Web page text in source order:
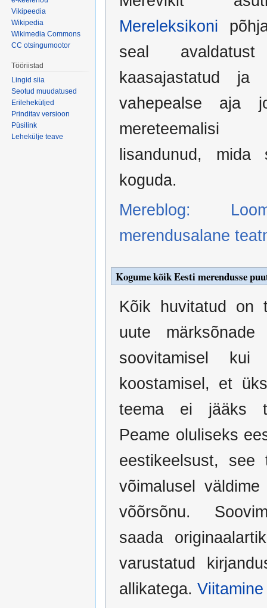
Mereleksikoni
seal
kaasajastatud ja
vahepealse aja
mereteemalisi
lisandunud, mida
koguda.
Mereblog:
merendusalane
Kogume kõik Eesti merendusse
Kõik huvitatud on
uute
soovitamisel
koostamisel, et
teema ei jääks
Peame oluliseks
eestikeelsust, see
võimalusel
võõrsõnu.
saada
varustatud
allikatega. Viitamine
Vikipeedia
Wikipedia
Wikimedia Commons
CC otsingumootor
Tööriistad
Lingid siia
Seotud muudatused
Erileheküljed
Prinditav versioon
Püsilink
Lehekülje teave